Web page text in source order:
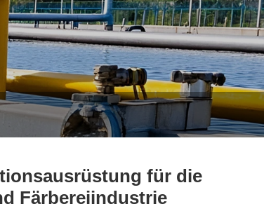
für die
Färbereiindustrie